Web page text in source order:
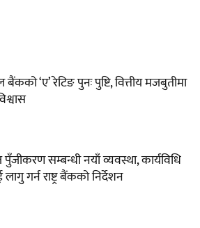
‘ए’ रेटिङ पुनः पुष्टि, वित्तीय मजबुतीमा
पुँजीकरण सम्बन्धी नयाँ व्यवस्था, कार्यविधि
गर्न राष्ट्र बैंकको निर्देशन